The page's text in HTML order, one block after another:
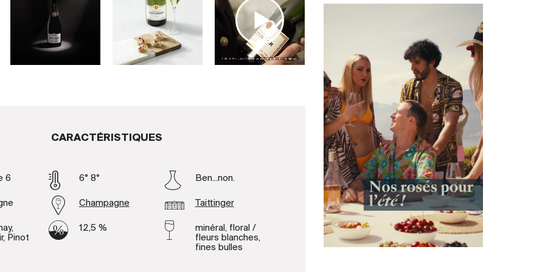
CARACTÉRISTIQUES
6 6° 8° Ben...non.
Champagne Taittinger
Pinot
12,5 %
minéral, floral /
fleurs blanches,
fines bulles